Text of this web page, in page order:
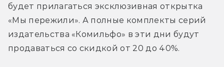
будет прилагаться эксклюзивная открытка
«Мы пережили». А полные комплекты серий
издательства «Комильфо» в эти дни будут
продаваться со скидкой от 20 до 40%.